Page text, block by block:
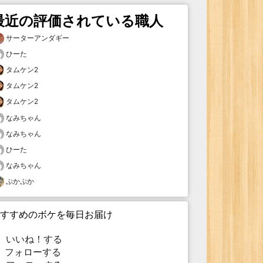
近の評価されている職人
サーターアンダギー
ひーた
タムケン2
タムケン2
タムケン2
なみちゃん
なみちゃん
ひーた
なみちゃん
ぷかぷか
すめのボケを毎日お届け
いいね！する
ォローする